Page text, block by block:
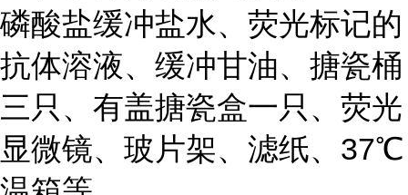
磷酸盐缓冲盐水、荧光标记的
抗体溶液、缓冲甘油、搪瓷桶
三只、有盖搪瓷盒一只、荧光
显微镜、玻片架、滤纸、 37℃